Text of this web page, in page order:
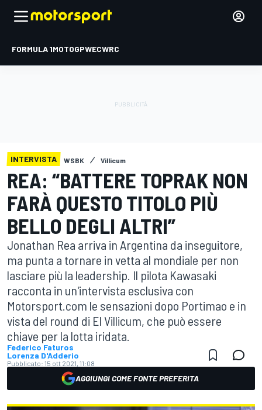
FORMULA 1MOTOGPWECWRC
INTERVISTA WSBK Villicum
REA: “BATTERE TOPRAK NON
FARÀ QUESTO TITOLO PIÙ
BELLO DEGLI ALTRI”
Jonathan Rea arriva in Argentina da inseguitore,
ma punta a tornare in vetta al mondiale per non
lasciare più la leadership. Il pilota Kawasaki
racconta in un'intervista esclusiva con
Motorsport.com le sensazioni dopo Portimao e in
vista del round di El Villicum, che può essere
chiave per la lotta iridata.
Federico Faturos
Lorenza D'Adderio
Pubblicato: 15 ott 2021, 11:08
AGGIUNGI COME FONTE PREFERITA